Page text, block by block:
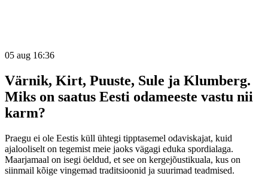
05 aug 16:36
Värnik, Kirt, Puuste, Sule ja Klumberg.
Miks on saatus Eesti odameeste vastu nii
karm?
Praegu ei ole Eestis küll ühtegi tipptasemel odaviskajat, kuid
ajalooliselt on tegemist meie jaoks vägagi eduka spordialaga.
Maarjamaal on isegi öeldud, et see on kergejõustikuala, kus on
siinmail kõige vingemad traditsioonid ja suurimad teadmised.